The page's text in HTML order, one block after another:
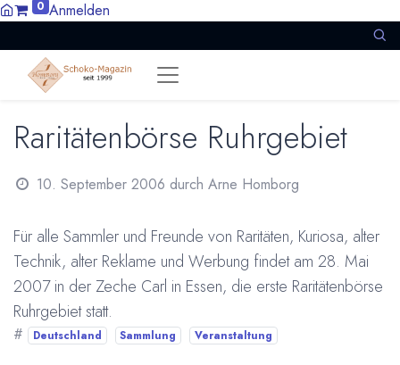
0 Anmelden
Raritätenbörse Ruhrgebiet
10. September 2006 durch Arne Homborg
Für alle Sammler und Freunde von Raritäten, Kuriosa, alter
Technik, alter Reklame und Werbung findet am 28. Mai
2007 in der Zeche Carl in Essen, die erste Raritätenbörse
Ruhrgebiet statt.
# Deutschland Sammlung Veranstaltung